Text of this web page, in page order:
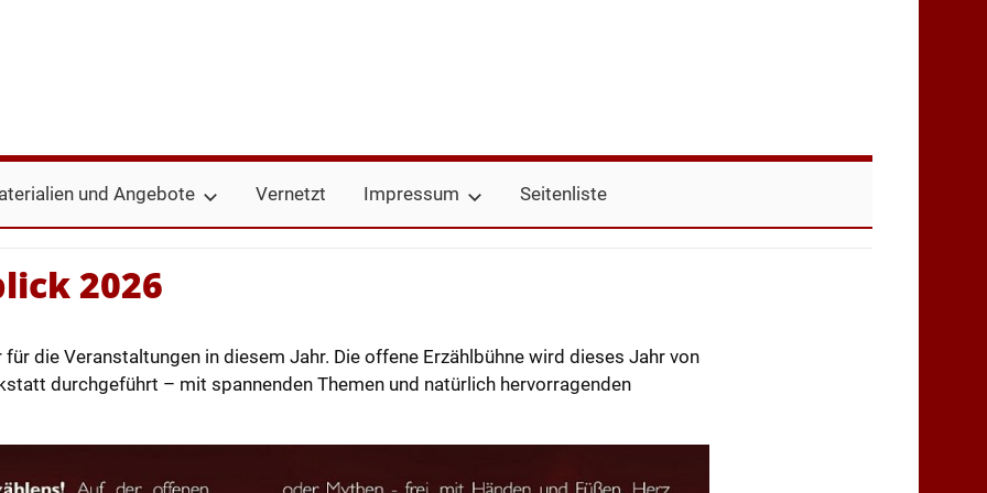
und Angebote Vernetzt Impressum Seitenliste
2026
für die Veranstaltungen in diesem Jahr. Die offene Erzählbühne wird dieses Jahr von
durchgeführt – mit spannenden Themen und natürlich hervorragenden